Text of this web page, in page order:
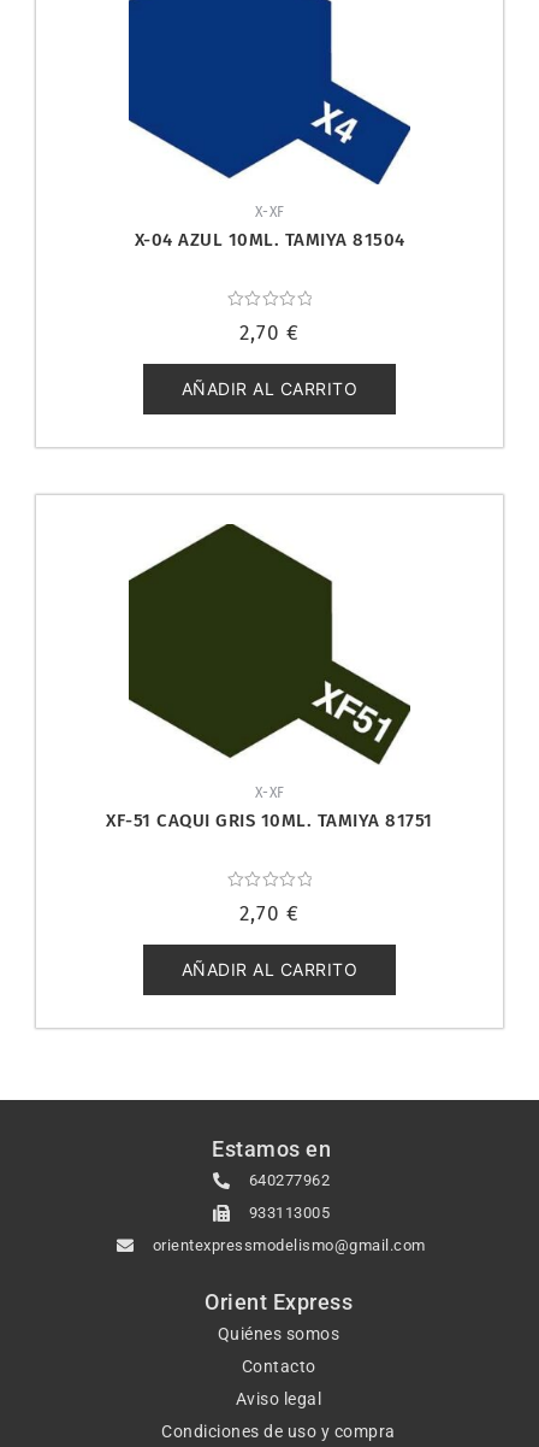
X-XF
X-04 AZUL 10ML. TAMIYA 81504
con
de
5
2,70 €
AÑADIR AL CARRITO
X-XF
XF-51 CAQUI GRIS 10ML. TAMIYA 81751
con
de
5
2,70 €
AÑADIR AL CARRITO
Estamos en
640277962
933113005
orientexpressmodelismo@gmail.com
Orient Express
Quiénes somos
Contacto
Aviso legal
Condiciones de uso y compra